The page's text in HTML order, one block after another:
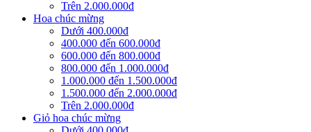
Trên 2.000.000đ
Hoa chúc mừng
Dưới 400.000đ
400.000 đến 600.000đ
600.000 đến 800.000đ
800.000 đến 1.000.000đ
1.000.000 đến 1.500.000đ
1.500.000 đến 2.000.000đ
Trên 2.000.000đ
Giỏ hoa chúc mừng